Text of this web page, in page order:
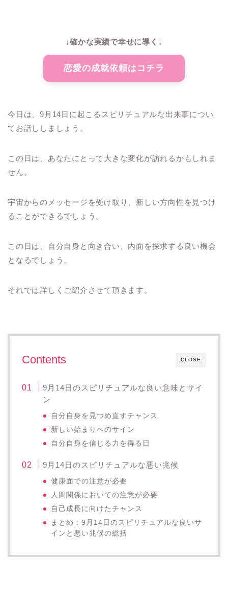
↓確かな実績で幸せに導く↓
恋愛の成就依頼はコチラ
今日は、9月14日に起こるスピリチュアルな出来事につい
てお話ししましょう。
この日は、あなたにとって大きな変化が訪れるかもしれま
せん。
宇宙からのメッセージを受け取り、新しい方向性を見つけ
ることができるでしょう。
この日は、自分自身と向き合い、内面を探求する良い機会
となるでしょう。
それでは詳しくご紹介させて頂きます。
CLOSE
Contents
9月14日のスピリチュアルな良い意味とサイ
ン
自分自身を見つめ直すチャンス
新しい始まりへのサイン
自分自身を信じる力を得る日
9月14日のスピリチュアルな悪い兆候
健康面での注意が必要
人間関係においての注意が必要
自己成長に向けたチャンス
まとめ：9月14日のスピリチュアルな良いサ
インと悪い兆候の総括